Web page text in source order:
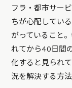
フラ・都市サー
ちが心配してい
がっていること
れてから40日間
化すると見られ
況を解決する方